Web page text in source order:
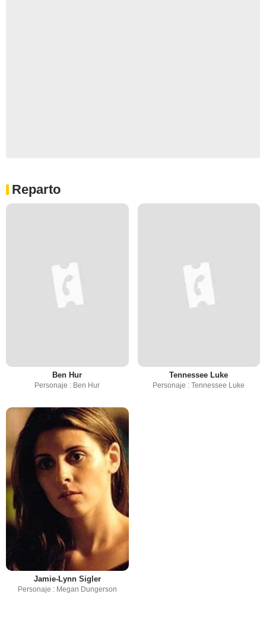
Reparto
Ben Hur
Personaje : Ben Hur
Tennessee Luke
Personaje : Tennessee Luke
Jamie-Lynn Sigler
Personaje : Megan Dungerson